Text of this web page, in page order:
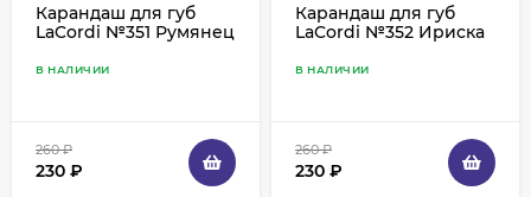
Карандаш для губ
LaCordi №351 Румянец
В НАЛИЧИИ
260₽
230 ₽
Карандаш для губ
LaCordi №352 Ириска
В НАЛИЧИИ
260₽
230 ₽